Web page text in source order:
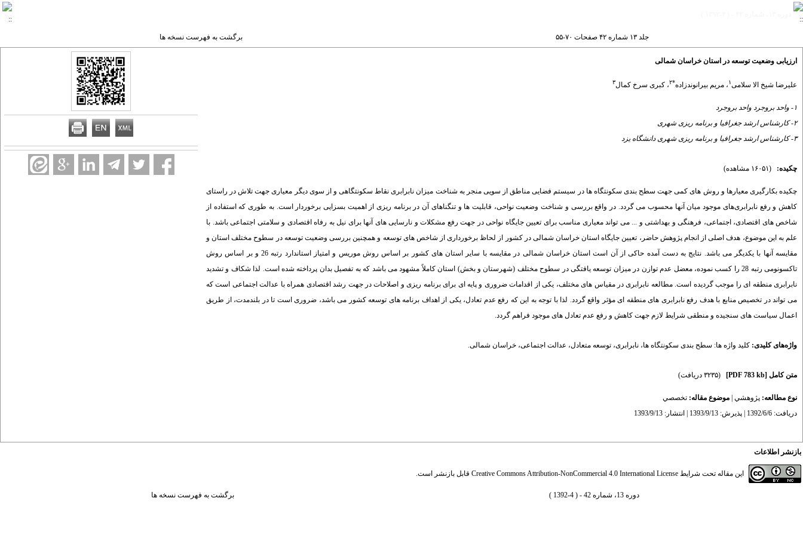
جلد ۱۳ شماره ۴۲ صفحات ۷۰-۵۵ برگشت به فهرست نسخه ها
ارزیابی وضعیت توسعه در استان خراسان شمالی
علیرضا شیخ الا سلامی۱، مریم بیرانوندزاده*۲، کبری سرخ کمال۳
۱- واحد بروجرد واحد بروجرد
۲- کارشناس ارشد جغرافیا و برنامه ریزی شهری
۳- کارشناس ارشد جغرافیا و برنامه ریزی شهری دانشگاه یزد
چکیده: (۱۶۰۵۱ مشاهده)
چکیده بکارگیری معیارها و روش های کمی جهت سطح بندی سکونتگاه ها در سیستم فضایی مناطق از سویی منجر به شناخت میزان نابرابری نقاط سکونتگاهی و از سوی دیگر معیاری جهت تلاش در راستای
کاهش و رفع نابرابری‌های موجود میان آنها محسوب می گردد. در واقع بررسی و شناخت وضعیت نواحی، قابلیت ها و تنگناهای آن در برنامه ریزی از اهمیت بسزایی برخوردار است. به طوری که استفاده از
شاخص های اقتصادی، اجتماعی، فرهنگی و بهداشتی و ... می تواند معیاری مناسب برای تعیین جایگاه نواحی در جهت رفع مشکلات و نارسایی های آنها برای نیل به رفاه اقتصادی و سلامتی اجتماعی باشد. با
علم به این موضوع، هدف اصلی از انجام پژوهش حاضر، تعیین جایگاه استان خراسان شمالی در کشور از لحاظ برخورداری از شاخص های توسعه و همچنین بررسی وضعیت توسعه در سطوح مختلف استان و
مقایسه آنها با یکدیگر می باشد. نتایج به دست آمده حاکی از آن است استان خراسان شمالی در مقایسه با سایر استان های کشور بر اساس روش موریس و امتیاز استاندارد رتبه 26 و بر اساس روش
تاکسونومی رتبه 28 را کسب نموده، معضل عدم توازن در میزان توسعه یافتگی در سطوح مختلف (شهرستان و بخش) استان کاملاً مشهود می باشد که به تفصیل بدان پرداخته شده است. لذا شکاف و تشدید
نابرابری منطقه ای را موجب گردیده است. مطالعه نابرابری در مقیاس های مختلف، یکی از اقدامات ضروری و پایه ای برای برنامه ریزی و اصلاحات در جهت رشد اقتصادی همراه با عدالت اجتماعی است که
می تواند در تخصیص منابع با هدف رفع نابرابری های منطقه ای مؤثر واقع گردد. لذا با توجه به این که رفع عدم تعادل، یکی از اهداف برنامه های توسعه کشور می باشد، ضروری است تا در بلندمدت، از طریق
اعمال سیاست های سنجیده و منطقی شرایط لازم جهت کاهش و رفع عدم تعادل های موجود فراهم گردد.
واژه‌های کلیدی: کلید واژه ها: سطح بندی سکونتگاه ها، نابرابری، توسعه متعادل، عدالت اجتماعی، خراسان شمالی.
متن کامل [PDF 783 kb] (۳۲۳۵ دریافت)
نوع مطالعه: پژوهشي موضوع مقاله: تخصصي
دریافت: 1392/6/6 | پذیرش: 1393/9/13 | انتشار: 1393/9/13
بازنشر اطلاعات
این مقاله تحت شرایط Creative Commons Attribution-NonCommercial 4.0 International License قابل بازنشر است.
دوره 13، شماره 42 - ( 4-1392 ) برگشت به فهرست نسخه ها